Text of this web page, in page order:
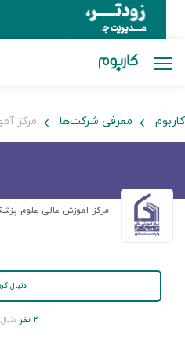
کاربوم معرفی شرکت‌ها مرکز
مرکز آموزش عالی علوم
دنبال
۲ نفر